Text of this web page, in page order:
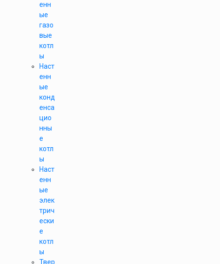
енн
ые
газо
вые
котл
ы
Наст
енн
ые
конд
енса
цио
нны
е
котл
ы
Наст
енн
ые
элек
трич
ески
е
котл
ы
Твер